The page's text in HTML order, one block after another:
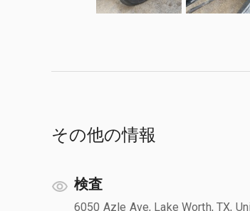
その他の情報
検査
6050 Azle Ave, Lake Worth, TX,